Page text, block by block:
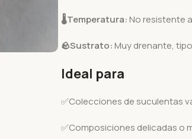
🌡️Temperatura: No resistente
🪨Sustrato: Muy drenante,
Ideal para
✅Colecciones de suculentas
✅Composiciones delicadas o